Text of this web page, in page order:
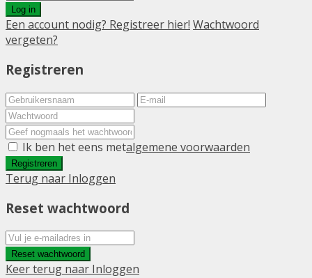
Log in
Een account nodig? Registreer hier! Wachtwoord
vergeten?
Registreren
Ik ben het eens metalgemene voorwaarden
Registreren
Terug naar Inloggen
Reset wachtwoord
Reset wachtwoord
Keer terug naar Inloggen